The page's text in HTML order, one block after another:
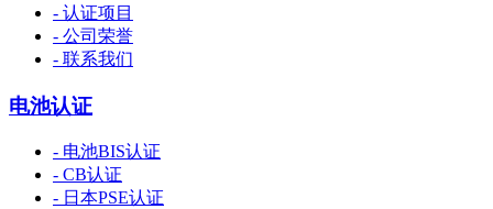
- 认证项目
- 公司荣誉
- 联系我们
电池认证
- 电池BIS认证
- CB认证
- 日本PSE认证